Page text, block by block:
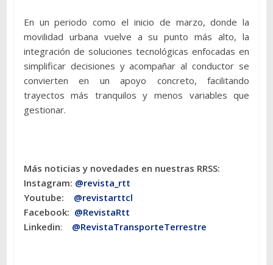
En un periodo como el inicio de marzo, donde la
movilidad urbana vuelve a su punto más alto, la
integración de soluciones tecnológicas enfocadas en
simplificar decisiones y acompañar al conductor se
convierten en un apoyo concreto, facilitando
trayectos más tranquilos y menos variables que
gestionar.
Más noticias y novedades en nuestras RRSS:
Instagram: @revista_rtt
Youtube: @revistarttcl
Facebook: @RevistaRtt
Linkedin: @RevistaTransporteTerrestre